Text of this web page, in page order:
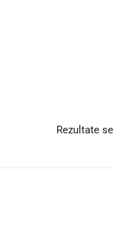
Rezultate